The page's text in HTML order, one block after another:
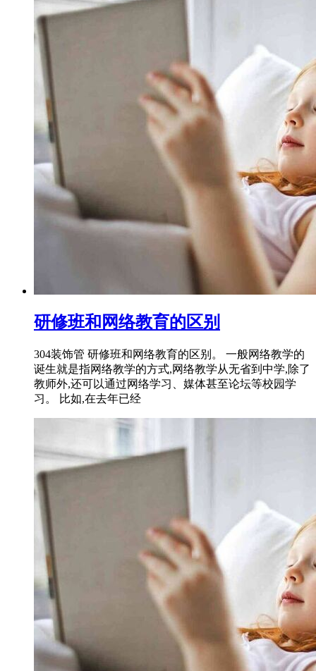
研修班和网络教育的区别
304装饰管 研修班和网络教育的区别。 一般网络教学的
诞生就是指网络教学的方式,网络教学从无省到中学,除了
教师外,还可以通过网络学习、媒体甚至论坛等校园学
习。 比如,在去年已经